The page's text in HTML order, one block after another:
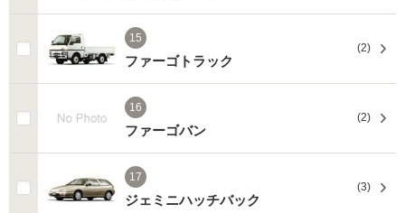
15
ファーゴトラック
(2)
16
ファーゴバン
(2)
17
ジェミニハッチバック
(3)